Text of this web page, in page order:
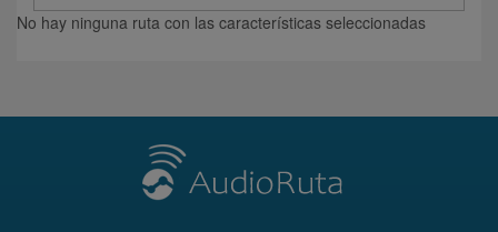
No hay ninguna ruta con las características seleccionadas